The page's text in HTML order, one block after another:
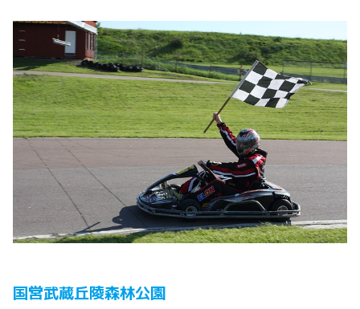
国営武蔵丘陵森林公園